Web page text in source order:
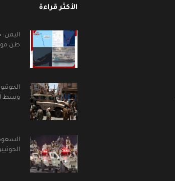
الأكثر قراءة
طن
وسط